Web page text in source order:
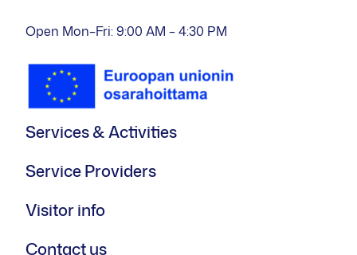
Open Mon–Fri: 9:00 AM – 4:30 PM
Services & Activities
Service Providers
Visitor info
Contact us